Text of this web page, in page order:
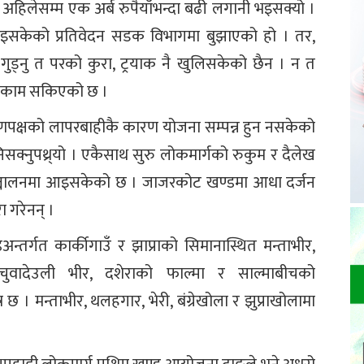
एक अर्ब रुपैयाँभन्दा बढी लगानी भइसक्यो ।
प्रतिवेदन सडक विभागमा बुझाएको हो । तर,
गुड्नु त परको कुरा, ट्रयाक नै खुलिसकेको छैन । न त
काम सकिएको छ ।
लापरबाहीकै कारण योजना सम्पन्न हुन नसकेको
। एकैसाथ सुरु लोकमार्गको रुकुम र दैलेख
आइसकेको छ । जाजरकोट खण्डमा आधा दर्जन
गरेनन् ।
कार्कीगाउँ र झाप्राको सिमानास्थित मन्ताभीर,
भीर, दशेराको फाल्मा र साल्माबीचको
मन्ताभीर, थलहगार, भेरी, बंग्रेखोला र झुप्राखोलामा